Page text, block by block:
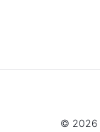
© 2026